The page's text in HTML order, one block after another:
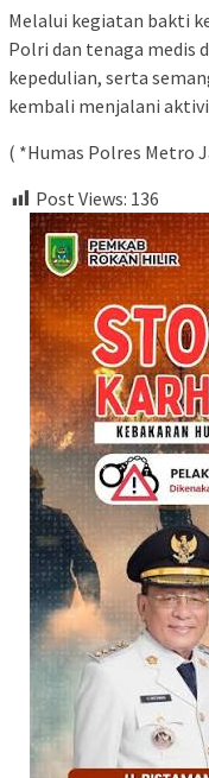
Melalui kegiatan bakti
Polri dan tenaga medis
kepedulian, serta
kembali menjalani
( *Humas Polres Metro
Post Views: 136